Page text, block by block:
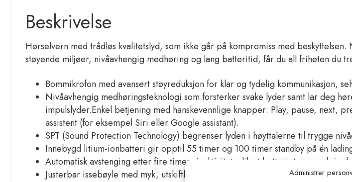
Administrer
Beskrivelse
Hørselvern med trådløs kvalitetslyd, som ikke går på kompromiss med
støyende miljøer, nivåavhengig medhøring og lang batteritid, får du all friheten du
Bommikrofon med avansert støyreduksjon for klar og tydelig kommunikasjon,
Nivåavhengig medhøringsteknologi som forsterker svake lyder samt lar deg
impulslyder.Enkel betjening med hanskevennlige knapper: Play, pause, next,
assistent (for eksempel Siri eller Google assistant).
SPT (Sound Protection Technology) begrenser lyden i høyttalerne til trygge
Innebygd litium-ionbatteri gir opptil 55 timer og 100 timer standby på én
Automatisk avstenging etter fire timers inaktivitet, slik at batteriet spares hvis du
Justerbar issebøyle med myk, utskiftbar pute.